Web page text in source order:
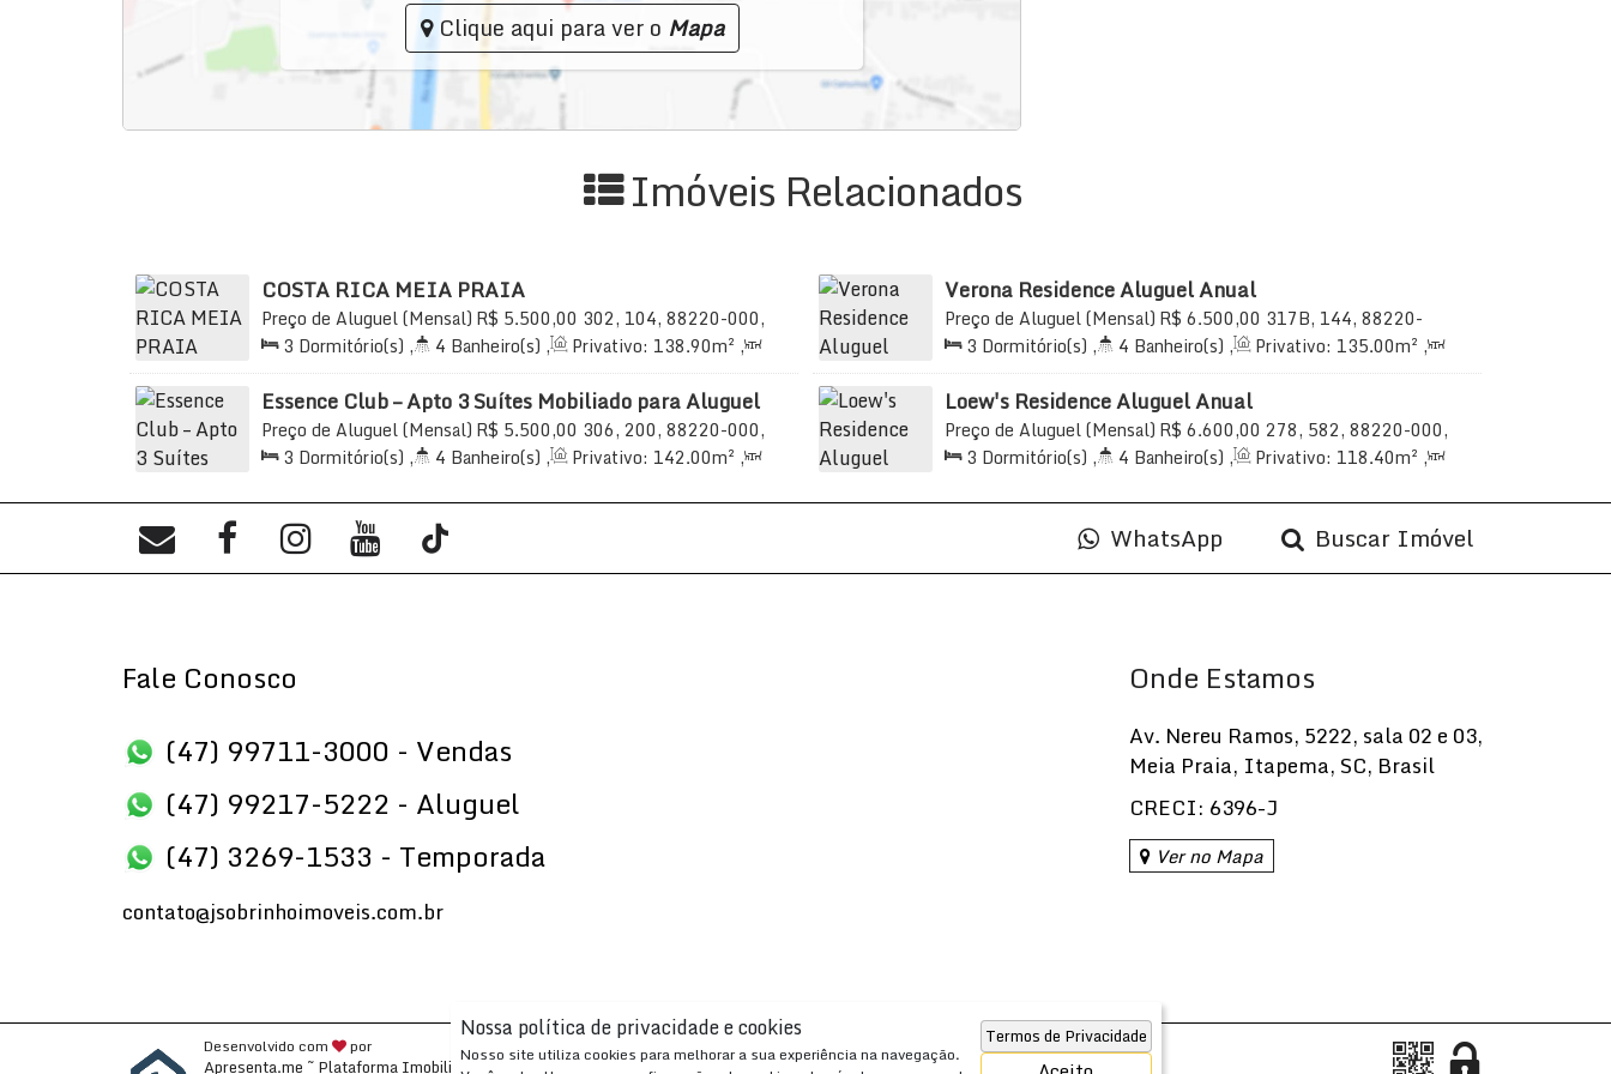
Nossa política de privacidade e cookies
Nosso site utiliza cookies para melhorar a sua experiência na navegação.
Termos de Privacidade
O acesso ao prédio é feito somente com reconhecimento facial, além de hall, elevador e
acessibilidade para pessoas com deficiência.
Clique aqui para ver o Mapa
Imóveis Relacionados
COSTA RICA MEIA PRAIA
R$ 5.500,00
Preço de Aluguel (Mensal) 302, 104, 88220-000,
Meia Praia, Itapema, Santa Catarina, Brasil
3 Dormitório(s) , 4 Banheiro(s) , Privativo: 138.90m² ,
2 Sala(s), 3 Suíte(s), Total:241.99~ 242.00m², 3
Vaga(s) Útil: 138 .90 m²
Verona Residence Aluguel Anual
R$ 6.500,00
Preço de Aluguel (Mensal) 317B, 144, 88220-
000, Meia Praia, Itapema, Santa Catarina, Brasil
3 Dormitório(s) , 4 Banheiro(s) , Privativo: 135.00m² ,
2 Sala(s), 3 Suíte(s), Total:165.00m², 3 Vaga(s) ,
Útil: 135.00 m²
Essence Club – Apto 3 Suítes Mobiliado para Aluguel
na Meia Praia, Itapema
R$ 5.500,00
Preço de Aluguel (Mensal) 306, 200, 88220-000,
Meia Praia, Itapema, Santa Catarina, Brasil
3 Dormitório(s) , 4 Banheiro(s) , Privativo: 142.00m² ,
350mDistância do Mar, Útil:142.00m²
Loew's Residence Aluguel Anual
R$ 6.600,00
Preço de Aluguel (Mensal) 278, 582, 88220-000,
Meia Praia, Itapema, Santa Catarina, Brasil
3 Dormitório(s) , 4 Banheiro(s) , Privativo: 118.40m² ,
600mDistância do Mar, Útil:118.40m²
WhatsApp Buscar Imóvel
Fale Conosco
(47) 99711-3000 - Vendas
(47) 99217-5222 - Aluguel
(47) 3269-1533 - Temporada
contato@jsobrinhoimoveis.com.br
Onde Estamos
Av. Nereu Ramos, 5222, sala 02 e 03,
Meia Praia, Itapema, SC, Brasil
CRECI: 6396-J
Ver no Mapa
Desenvolvido com por
Apresenta.me ~ Plataforma Imobiliária JSobrinho Imóveis